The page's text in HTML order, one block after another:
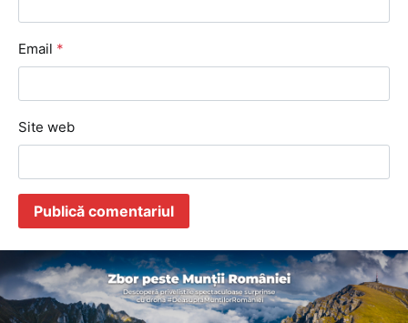
Email *
Site web